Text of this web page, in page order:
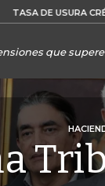
USURA CRÉDITO
que